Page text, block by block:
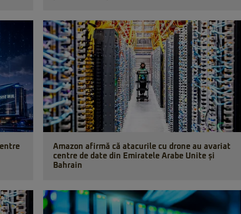
Amazon afirmă că atacurile cu drone au avariat
centre de date din Emiratele Arabe Unite și
Bahrain